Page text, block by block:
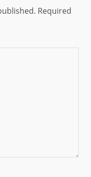
Required